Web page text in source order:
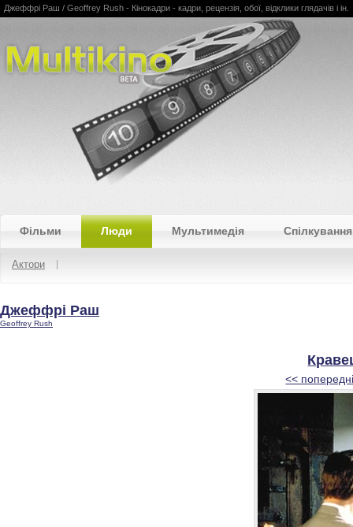
Multikino
Джеффрі Раш / Geoffrey Rush - Кінокадри - кадри, рецензія, обої, відклики глядачів і ін.
Фільми Люди Мультимедія Спілкування
Актори
Джеффрі Раш
Geoffrey Rush
<<